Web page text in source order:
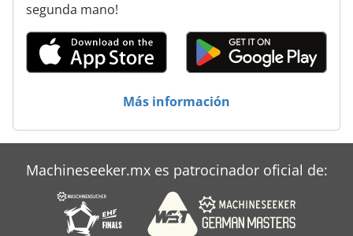
segunda mano!
Más información
Machineseeker.mx es patrocinador oficial de: